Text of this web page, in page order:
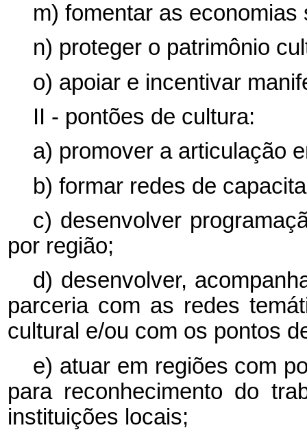
m) fomentar as
n) proteger o patrimônio
o) apoiar e incentivar
II - pontões de cultura:
a) promover a articulação
b) formar redes de
c) desenvolver
por região;
d) desenvolver,
parceria com as redes
cultural e/ou com os pontos
e) atuar em regiões com
para reconhecimento do
instituições locais;